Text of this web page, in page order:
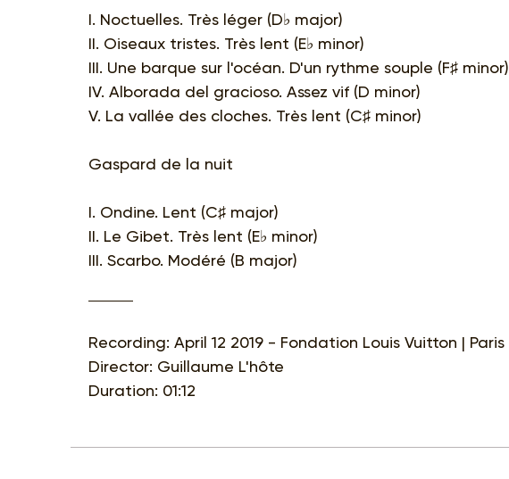
I. Noctuelles. Très léger (D♭ major)
II. Oiseaux tristes. Très lent (E♭ minor)
III. Une barque sur l'océan. D'un rythme souple (F♯ minor)
IV. Alborada del gracioso. Assez vif (D minor)
V. La vallée des cloches. Très lent (C♯ minor)
Gaspard de la nuit
I. Ondine. Lent (C♯ major)
II. Le Gibet. Très lent (E♭ minor)
III. Scarbo. Modéré (B major)
Recording: April 12 2019 - Fondation Louis Vuitton | Paris
Director: Guillaume L'hôte
Duration: 01:12